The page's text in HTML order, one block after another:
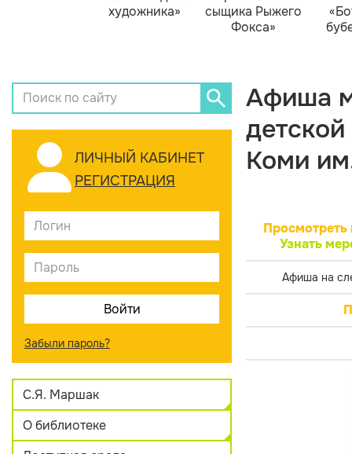
художника»
сыщика Рыжего
Фокса»
ЛИЧНЫЙ КАБИНЕТ
РЕГИСТРАЦИЯ
Забыли пароль?
С.Я. Маршак
О библиотеке
Афиша
Коми
Просмотреть
Узнать
Афиша на